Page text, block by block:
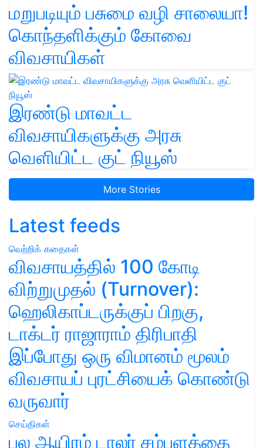
மறுபடியும் பசுமை வழி சாலையா!
கொந்தளிக்கும் கோவை
விவசாயிகள்
இரண்டு மாவட்ட
விவசாயிகளுக்கு அரசு
வெளியிட்ட குட் நியூஸ்
More Stories
Latest feeds
வெற்றிக் கதைகள்
விவசாயத்தில் 100 கோடி
விற்றுமுதல் (Turnover):
ஹெலிகாப்டருக்குப் பிறகு,
டாக்டர் ராஜாராம் திரிபாதி
இப்போது ஒரு விமானம் மூலம்
விவசாயப் புரட்சியைக் கொண்டு
வருவார்
செய்திகள்
பல ஆயிரம் டாலர் சம்பளத்தை